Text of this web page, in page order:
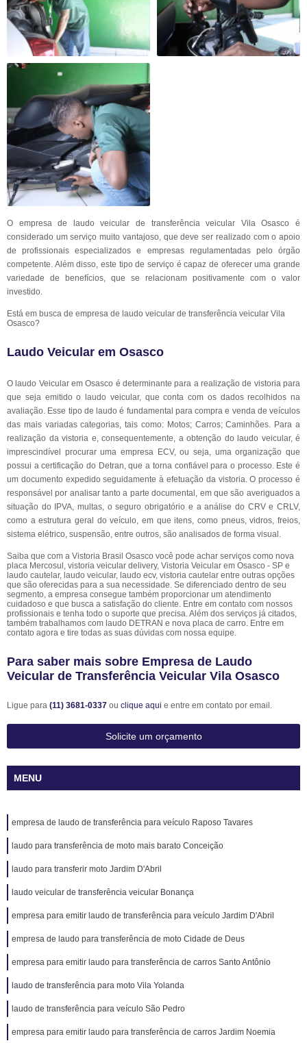
O empresa de laudo veicular de transferência veicular Vila Osasco é
considerado um serviço muito vantajoso, que deve ser realizado com o apoio
de profissionais especializados e empresas regulamentadas pelo órgão
competente. Além disso, este tipo de serviço é capaz de oferecer uma grande
variedade de benefícios, que se relacionam positivamente com o valor
investido.
Está em busca de empresa de laudo veicular de transferência veicular Vila
Osasco?
Laudo Veicular em Osasco
O laudo Veicular em Osasco é determinante para a realização de vistoria para
que seja emitido o laudo veicular, que conta com os dados recolhidos na
avaliação. Esse tipo de laudo é fundamental para compra e venda de veículos
das mais variadas categorias, tais como: Motos; Carros; Caminhões. Para a
realização da vistoria e, consequentemente, a obtenção do laudo veicular, é
imprescindível procurar uma empresa ECV, ou seja, uma organização que
possui a certificação do Detran, que a torna confiável para o processo. Este é
um documento expedido seguidamente à efetuação da vistoria. O processo é
responsável por analisar tanto a parte documental, em que são averiguados a
situação do IPVA, multas, o seguro obrigatório e a análise do CRV e CRLV,
como a estrutura geral do veículo, em que itens, como pneus, vidros, freios,
sistema elétrico, suspensão, entre outros, são analisados de forma visual.
Saiba que com a Vistoria Brasil Osasco você pode achar serviços como nova
placa Mercosul, vistoria veicular delivery, Vistoria Veicular em Osasco - SP e
laudo cautelar, laudo veicular, laudo ecv, vistoria cautelar entre outras opções
que são oferecidas para a sua necessidade. Se diferenciado dentro de seu
segmento, a empresa consegue também proporcionar um atendimento
cuidadoso e que busca a satisfação do cliente. Entre em contato com nossos
profissionais e tenha todo o suporte que precisa. Além dos serviços já citados,
também trabalhamos com laudo DETRAN e nova placa de carro. Entre em
contato agora e tire todas as suas dúvidas com nossa equipe.
Para saber mais sobre Empresa de Laudo
Veicular de Transferência Veicular Vila Osasco
Ligue para (11) 3681-0337 ou clique aqui e entre em contato por email.
Solicite um orçamento
MENU
empresa de laudo de transferência para veículo Raposo Tavares
laudo para transferência de moto mais barato Conceição
laudo para transferir moto Jardim D'Abril
laudo veicular de transferência veicular Bonança
empresa para emitir laudo de transferência para veículo Jardim D'Abril
empresa de laudo para transferência de moto Cidade de Deus
empresa para emitir laudo para transferência de carros Santo Antônio
laudo de transferência para moto Vila Yolanda
laudo de transferência para veículo São Pedro
empresa para emitir laudo para transferência de carros Jardim Noemia